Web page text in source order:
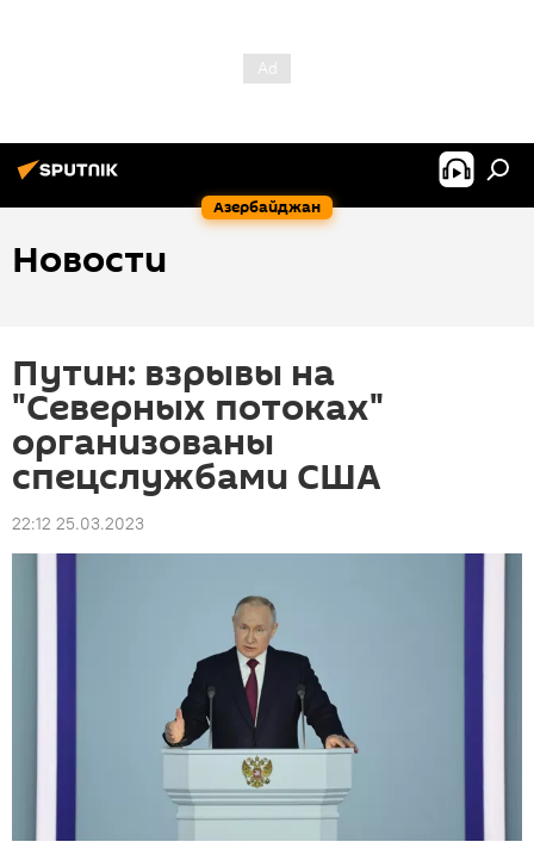
Азербайджан
Новости
Путин: взрывы на
"Северных потоках"
организованы
спецслужбами США
22:12 25.03.2023